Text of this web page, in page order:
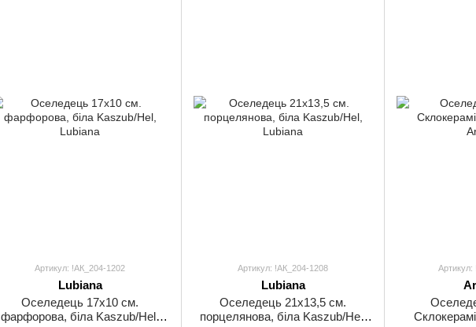
Артикул: !АК_204-1202
Lubiana
Оселедець 17х10 см.
фарфорова, біла Kaszub/Hel,
Артикул: !АК_204-1208
Lubiana
Оселедець 21х13,5 см.
порцелянова, біла Kaszub/Hel,
Артикул: